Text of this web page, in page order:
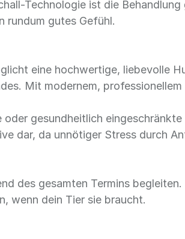
Technologie ist die
rundum gutes Gefühl.
eine hochwertige, liebevolle
Mit modernem,
gesundheitlich
dar, da unnötiger Stress durch
des gesamten Termins begleiten.
wenn dein Tier sie braucht.